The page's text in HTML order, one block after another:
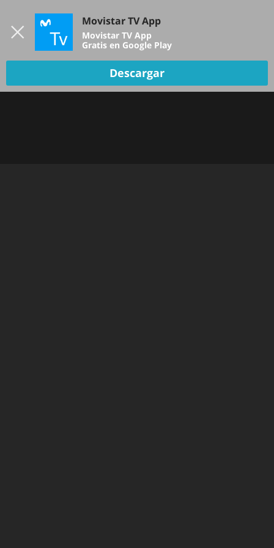
TV EN VIVO
Movistar TV App
Movistar TV App
Gratis en Google Play
Descargar